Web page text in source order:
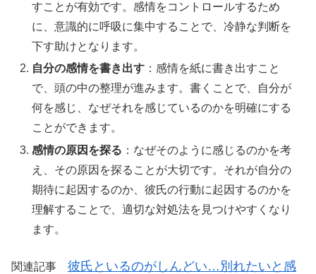
すことが有効です。感情をコントロールするため
に、意識的に呼吸に集中することで、冷静な判断を
下す助けとなります。
自分の感情を書き出す ：感情を紙に書き出すこと
で、頭の中の整理が進みます。書くことで、自分が
何を感じ、なぜそれを感じているのかを明確にする
ことができます。
感情の原因を探る ：なぜそのように感じるのかを考
え、その原因を探ることが大切です。それが自分の
期待に起因するのか、彼氏の行動に起因するのかを
理解することで、適切な対処法を見つけやすくなり
ます。
関連記事 彼氏といるのがしんどい…別れたいと感